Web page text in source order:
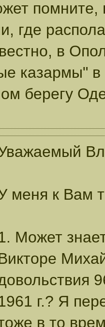
помните,
где
в
казармы" в
берегу
меня к Вам
Может
г.? Я
в то